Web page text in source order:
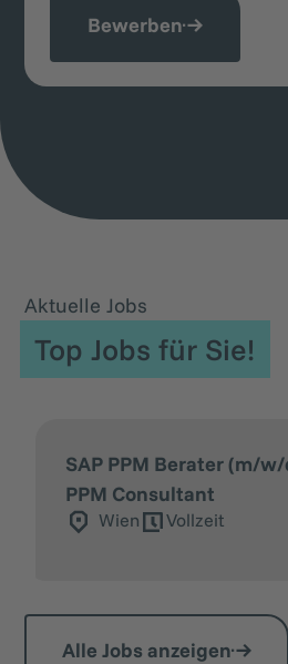
Bewerben
Aktuelle Jobs
Top Jobs für Sie!
SAP PPM Berater (m/w/
PPM Consultant
Wien Vollzeit
Alle Jobs anzeigen